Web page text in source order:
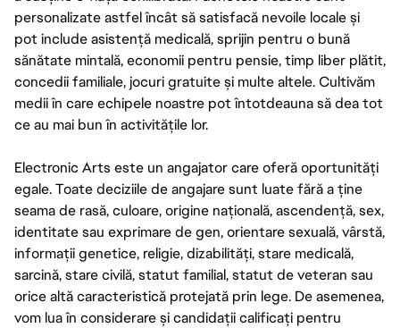
personalizate astfel încât să satisfacă nevoile locale și
pot include asistență medicală, sprijin pentru o bună
sănătate mintală, economii pentru pensie, timp liber plătit,
concedii familiale, jocuri gratuite și multe altele. Cultivăm
medii în care echipele noastre pot întotdeauna să dea tot
ce au mai bun în activitățile lor.
Electronic Arts este un angajator care oferă oportunități
egale. Toate deciziile de angajare sunt luate fără a ține
seama de rasă, culoare, origine națională, ascendență, sex,
identitate sau exprimare de gen, orientare sexuală, vârstă,
informații genetice, religie, dizabilități, stare medicală,
sarcină, stare civilă, statut familial, statut de veteran sau
orice altă caracteristică protejată prin lege. De asemenea,
vom lua în considerare și candidații calificați pentru